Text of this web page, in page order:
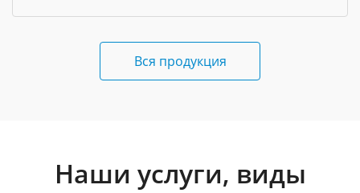
Вся продукция
Наши услуги, виды